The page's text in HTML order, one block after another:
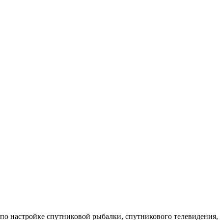
настройке спутниковой рыбалки, спутникового